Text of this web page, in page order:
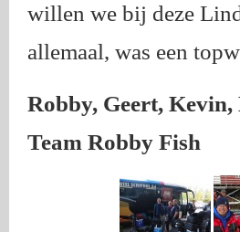
willen we bij deze
allemaal, was een
Robby, Geert, Kevin,
Team Robby Fish